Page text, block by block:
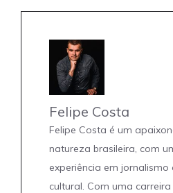
Felipe Costa
Felipe Costa é um
natureza brasileira, com
experiência em jornalismo
cultural. Com uma